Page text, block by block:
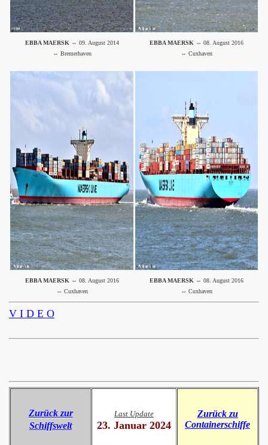
EBBA MAERSK ⇔ 09. August 2014
⇔ Bremerhaven
EBBA MAERSK ⇔ 08. August 2016
⇔ Cuxhaven
EBBA MAERSK ⇔ 08. August 2016
⇔ Cuxhaven
EBBA MAERSK ⇔ 08. August 2016
⇔ Cuxhaven
V I D E O
Zurück zur
Schiffswelt
Last Update
23. Januar 2024
Zurück zu
Containerschiffe